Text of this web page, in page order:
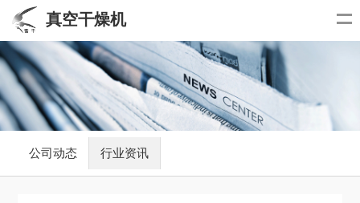
真空干燥机
公司动态 行业资讯